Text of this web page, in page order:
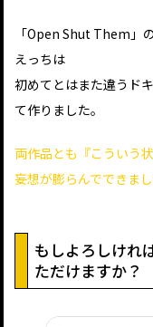
「Open Shut Them」
えっちは
初めてとはまた違うド
て作りました。
両作品とも『こういう
妄想が膨らんでできまし
もしよろしけれ
ただけますか？